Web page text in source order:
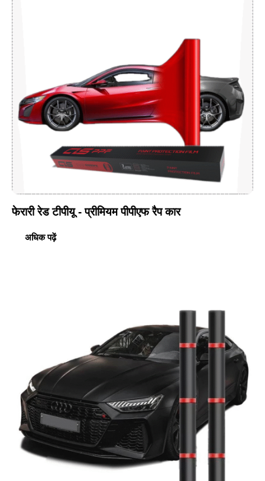
फेरारी रेड टीपीयू - प्रीमियम पीपीएफ रैप कार
अधिक पढ़ें